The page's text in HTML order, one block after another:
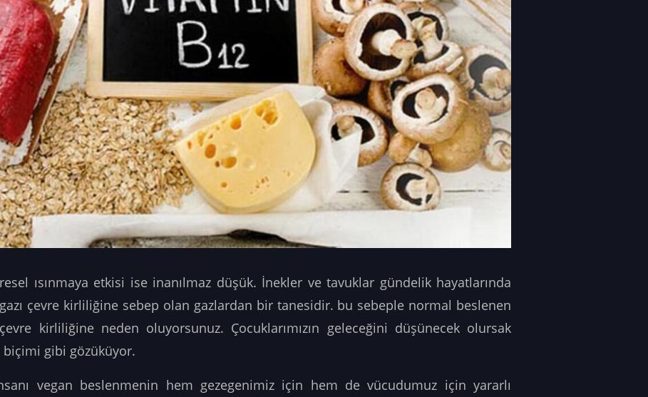
ısınmaya etkisi ise inanılmaz düşük. İnekler ve tavuklar gündelik hayatlarında
gazı çevre kirliliğine sebep olan gazlardan bir tanesidir. bu sebeple normal beslenen
kirliliğine neden oluyorsunuz. Çocuklarımızın geleceğini düşünecek olursak
biçimi gibi gözüküyor.
vegan beslenmenin hem gezegenimiz için hem de vücudumuz için yararlı